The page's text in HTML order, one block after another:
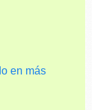
en más